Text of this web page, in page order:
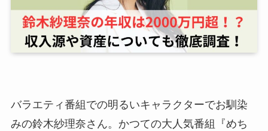
バラエティ番組での明るいキャラクターでお馴染
みの鈴木紗理奈さん。かつての大人気番組『めち